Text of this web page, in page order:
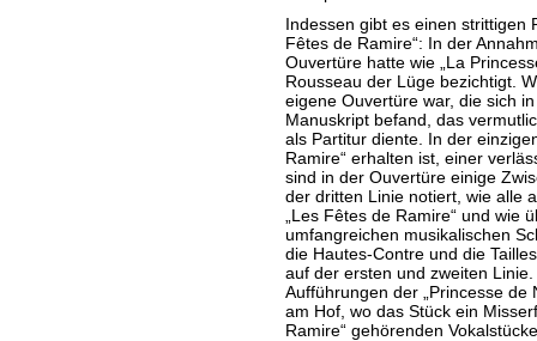
Indessen gibt es einen strittigen
Fêtes de Ramire“: In der
Ouvertüre hatte wie „La
Rousseau der Lüge bezichtigt.
eigene Ouvertüre war, die sich
Manuskript befand, das
als Partitur diente. In der
Ramire“ erhalten ist, einer
sind in der Ouvertüre einige
der dritten Linie notiert, wie alle
„Les Fêtes de Ramire“ und wie
umfangreichen musikalischen
die Hautes-Contre und die
auf der ersten und zweiten
Aufführungen der „Princesse de
am Hof, wo das Stück ein
Ramire“ gehörenden